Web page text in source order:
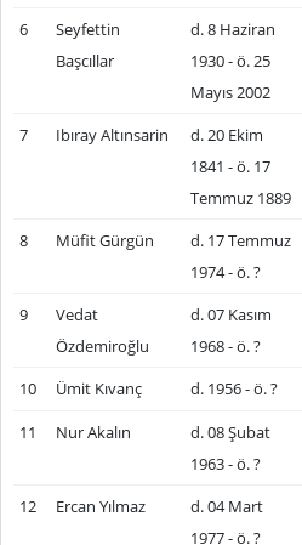
6
Seyfettin
Başcıllar
d. 8 Haziran
1930 - ö. 25
Mayıs 2002
7 Ibıray Altınsarin
d. 20 Ekim
1841 - ö. 17
Temmuz 1889
8 Müfit Gürgün
d. 17 Temmuz
1974 - ö. ?
9
Vedat
Özdemiroğlu
d. 07 Kasım
1968 - ö. ?
10 Ümit Kıvanç d. 1956 - ö. ?
11 Nur Akalın
d. 08 Şubat
1963 - ö. ?
12 Ercan Yılmaz
d. 04 Mart
1977 - ö. ?